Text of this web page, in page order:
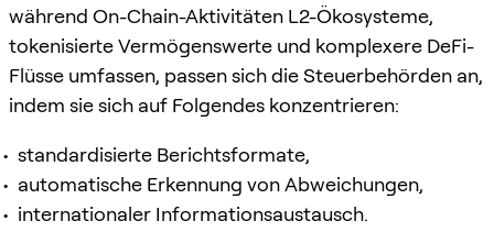
während On-Chain-Aktivitäten L2-Ökosysteme,
tokenisierte Vermögenswerte und komplexere DeFi-
Flüsse umfassen, passen sich die Steuerbehörden an,
indem sie sich auf Folgendes konzentrieren:
standardisierte Berichtsformate,
automatische Erkennung von Abweichungen,
internationaler Informationsaustausch.